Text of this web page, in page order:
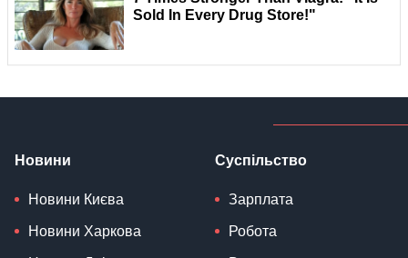
Новини
Новини Києва
Новини Харкова
Суспільство
Зарплата
Робота